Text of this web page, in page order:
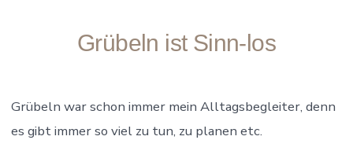
Grübeln ist Sinn-los
Grübeln war schon immer mein Alltagsbegleiter, denn
es gibt immer so viel zu tun, zu planen etc.